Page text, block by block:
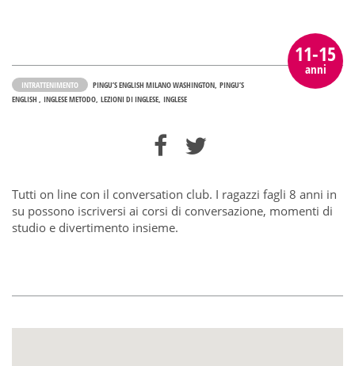
11-15
anni
INTRATTENIMENTO PINGU’S ENGLISH MILANO WASHINGTON PINGU’S
ENGLISH
INGLESE METODO LEZIONI DI INGLESE INGLESE
Tutti on line con il conversation club. I ragazzi fagli 8 anni in
su possono iscriversi ai corsi di conversazione, momenti di
studio e divertimento insieme.